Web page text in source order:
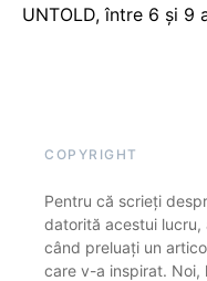
UNTOLD, între 6 și 9
COPYRIGHT
Pentru că scrieți
datorită acestui
când preluați un
care v-a inspirat. Noi,